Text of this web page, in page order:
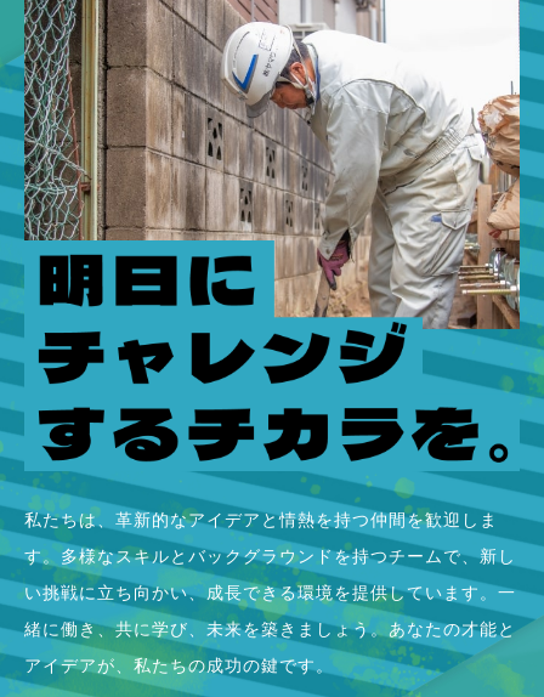
私たちは、革新的なアイデアと情熱を持つ仲間を歓迎しま
す。多様なスキルとバックグラウンドを持つチームで、新し
い挑戦に立ち向かい、成長できる環境を提供しています。一
緒に働き、共に学び、未来を築きましょう。あなたの才能と
アイデアが、私たちの成功の鍵です。